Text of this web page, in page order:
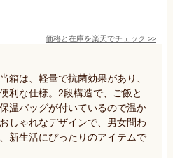
価格と在庫を楽天でチェック >>
箱は、軽量で抗菌効果があり、
利な仕様。2段構造で、ご飯と
温バッグが付いているので温か
しゃれなデザインで、男女問わ
新生活にぴったりのアイテムで